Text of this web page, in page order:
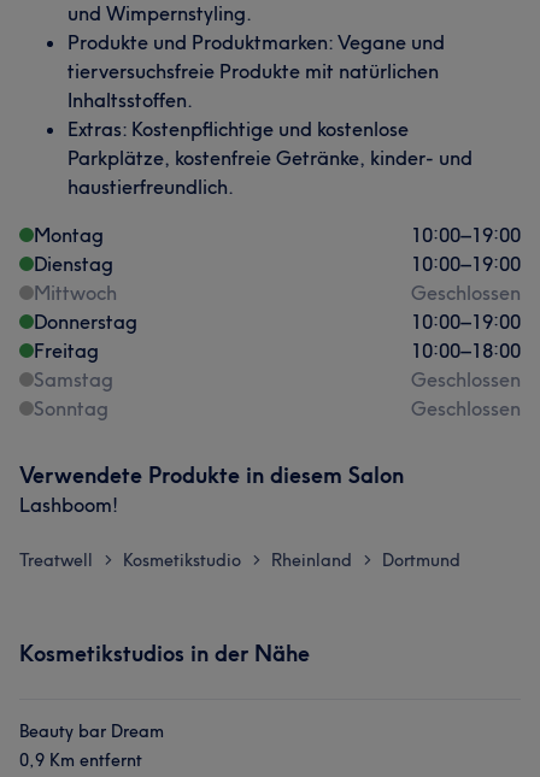
und Wimpernstyling.
Produkte und Produktmarken: Vegane und
tierversuchsfreie Produkte mit natürlichen
Inhaltsstoffen.
Extras: Kostenpflichtige und kostenlose
Parkplätze, kostenfreie Getränke, kinder- und
haustierfreundlich.
Montag
10:00–19:00
Dienstag
10:00–19:00
Mittwoch
Geschlossen
Donnerstag
10:00–19:00
Freitag
10:00–18:00
Samstag
Geschlossen
Sonntag
Geschlossen
Verwendete Produkte in diesem Salon
Lashboom!
Treatwell > Kosmetikstudio > Rheinland > Dortmund
Kosmetikstudios in der Nähe
Beauty bar Dream
0,9 Km entfernt